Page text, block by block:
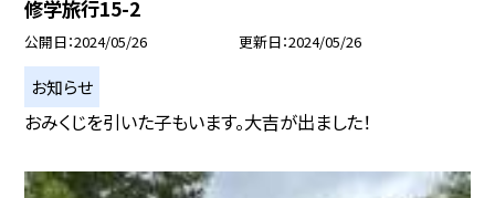
修学旅行15-2
公開日 2024/05/26 更新日 2024/05/26
お知らせ
おみくじを引いた子もいます。大吉が出ました！